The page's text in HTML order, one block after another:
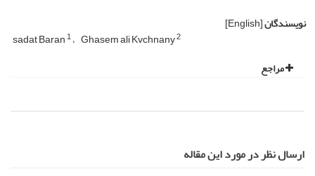
نویسندگان[English]
sadat Baran1 Ghasem ali Kvchnany2
مراجع
ارسال نظر در مورد این مقاله